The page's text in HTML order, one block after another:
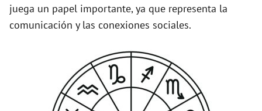
juega un papel importante, ya que representa la
comunicación y las conexiones sociales.